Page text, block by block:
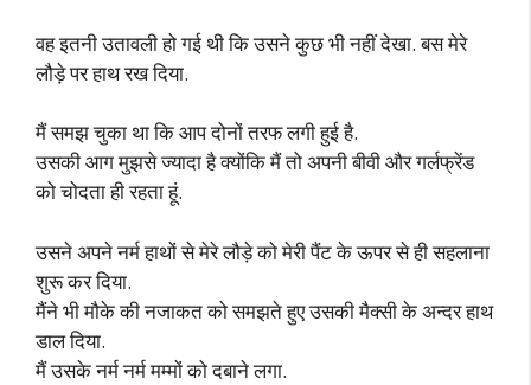
वह इतनी उतावली हो गई थी कि उसने कुछ भी नहीं देखा. बस मेरे
लौड़े पर हाथ रख दिया.
मैं समझ चुका था कि आप दोनों तरफ लगी हुई है.
उसकी आग मुझसे ज्यादा है क्योंकि मैं तो अपनी बीवी और गर्लफ्रेंड
को चोदता ही रहता हूं.
उसने अपने नर्म हाथों से मेरे लौड़े को मेरी पैंट के ऊपर से ही सहलाना
शुरू कर दिया.
मैंने भी मौके की नजाकत को समझते हुए उसकी मैक्सी के अन्दर हाथ
डाल दिया.
मैं उसके नर्म नर्म मम्मों को दबाने लगा.